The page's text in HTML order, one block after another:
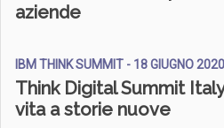
aziende
IBM THINK SUMMIT - 18 GIUGNO 2020
Think Digital Summit
vita a storie nuove